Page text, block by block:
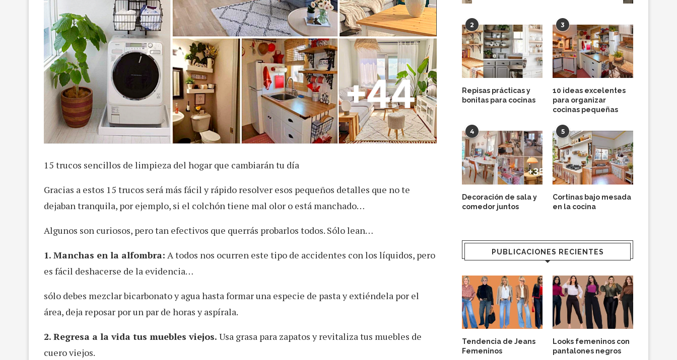
15 trucos sencillos de limpieza del hogar que cambiarán tu día
Gracias a estos 15 trucos será más fácil y rápido resolver esos pequeños detalles que no te
dejaban tranquila, por ejemplo, si el colchón tiene mal olor o está manchado…
Algunos son curiosos, pero tan efectivos que querrás probarlos todos. Sólo lean…
1. Manchas en la alfombra: A todos nos ocurren este tipo de accidentes con los líquidos, pero
es fácil deshacerse de la evidencia…
sólo debes mezclar bicarbonato y agua hasta formar una especie de pasta y extiéndela por el
área, deja reposar por un par de horas y aspírala.
2. Regresa a la vida tus muebles viejos. Usa grasa para zapatos y revitaliza tus muebles de
cuero viejos.
2
Repisas prácticas y
bonitas para cocinas
3
10 ideas excelentes
para organizar
cocinas pequeñas
4
Decoración de sala y
comedor juntos
5
Cortinas bajo mesada
en la cocina
PUBLICACIONES RECIENTES
Tendencia de Jeans
Femeninos
Looks femeninos con
pantalones negros